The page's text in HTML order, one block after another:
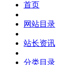
首页
网站目录
站长资讯
分类目录